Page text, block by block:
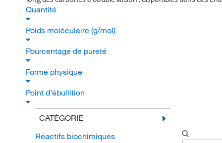
Quantité
Poids moléculaire (g/mol)
Pourcentage de pureté
Forme physique
Point d’ébullition
CATÉGORIE
Réactifs biochimiques